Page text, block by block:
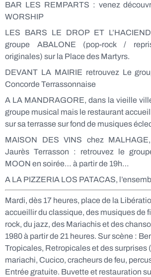
BAR LES REMPARTS : venez
WORSHIP
LES BARS LE DROP ET
groupe ABALONE (pop-rock /
originales) sur la Place des Martyrs.
DEVANT LA MAIRIE retrouvez Le
Concorde Terrassonnaise
A LA MANDRAGORE, dans la vieille
groupe musical mais le restaurant
sur sa terrasse sur fond de musiques
MAISON DES VINS chez
Jaurès Terrasson : retrouvez le
MOON en soirée… à partir de 19h…
A LA PIZZERIA LOS PATACAS,
Mardi, dès 17 heures, place de la
accueillir du classique, des musiques de
rock, du jazz, des Mariachis et des
1980 à partir de 21 heures. Sur scène :
Tropicales, Retropicales et des surprises
mariachi, Cucico, cracheurs de feu,
Entrée gratuite. Buvette et restauration